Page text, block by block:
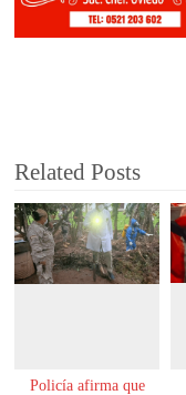
Related Posts
Policía afirma que